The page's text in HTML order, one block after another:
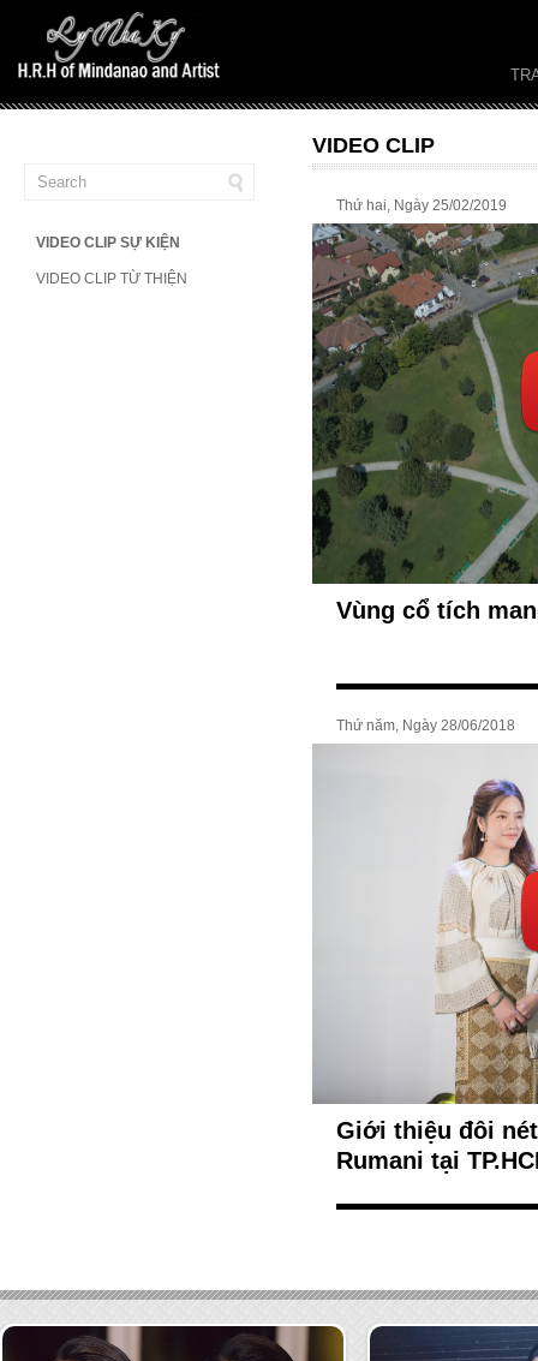
VIDEO CLIP SỰ KIỆN
VIDEO CLIP TỪ THIỆN
VIDEO CLIP
Thứ hai, Ngày 25/02/2019
Vùng cổ tích
Thứ năm, Ngày 28/06/2018
Giới thiệu đôi
Rumani tại